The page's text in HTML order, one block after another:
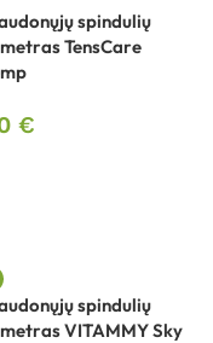
spindulių
TensCare
€
spindulių
VITAMMY Sky